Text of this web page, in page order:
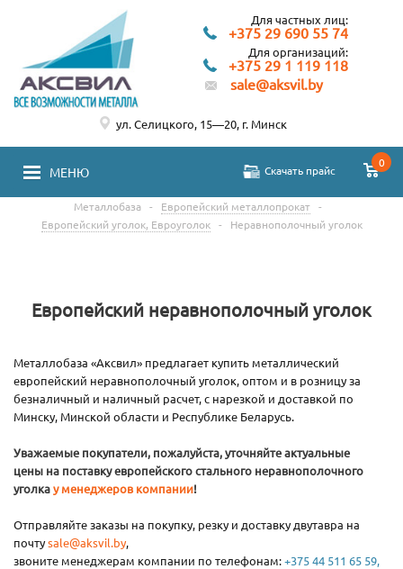
Для частных лиц:
+375 29 690 55 74
Для организаций:
+375 29 1 119 118
sale@aksvil.by
МЕНЮ Скачать прайс
0
ул. Селицкого, 15—20, г. Минск
Металлобаза - Европейский металлопрокат -
Европейский уголок, Евроуголок - Неравнополочный уголок
Европейский неравнополочный уголок
Металлобаза «Аксвил» предлагает купить металлический
европейский неравнополочный уголок, оптом и в розницу за
безналичный и наличный расчет, с нарезкой и доставкой по
Минску, Минской области и Республике Беларусь.
Уважаемые покупатели, пожалуйста, уточняйте актуальные
цены на поставку европейского стального неравнополочного
уголкау менеджеров компании!
Отправляйте заказы на покупку, резку и доставку двутавра на
почтуsale@aksvil.by,
звоните менеджерам компании по телефонам:+375 44 511 65 59,